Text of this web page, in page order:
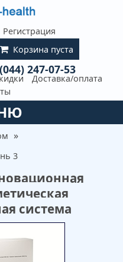
Доставка/оплата
Корзина пуста
Регистрация
(044) 247-07-53
»
3
система